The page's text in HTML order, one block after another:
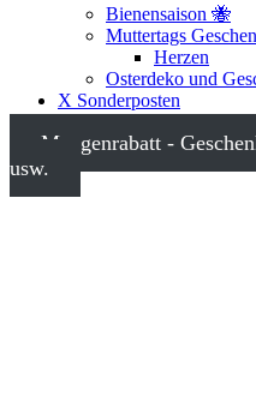
Bienensaison 🐝
Muttertags
Herzen
Osterdeko und
X Sonderposten
Mengenrabatt -
usw.